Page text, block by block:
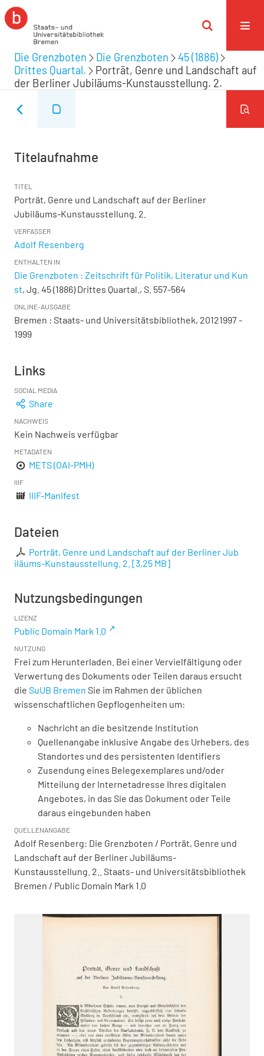
Die Grenzboten Die Grenzboten
45 (1886)
Drittes Quartal.
Porträt, Genre und Landschaft auf
der Berliner Jubiläums-Kunstausstellung. 2.
Titelaufnahme
TITEL
Porträt, Genre und Landschaft auf der Berliner
Jubiläums-Kunstausstellung. 2.
VERFASSER
Adolf Resenberg
ENTHALTEN IN
Die Grenzboten : Zeitschrift für Politik, Literatur und Kun
st, Jg. 45 (1886) Drittes Quartal., S. 557-564
ONLINE-AUSGABE
Bremen : Staats- und Universitätsbibliothek, 20121997 -
1999
Links
SOCIAL MEDIA
Share
NACHWEIS
Kein Nachweis verfügbar
METADATEN
METS (OAI-PMH)
IIIF
IIIF-Manifest
Dateien
Porträt, Genre und Landschaft auf der Berliner Jub
iläums-Kunstausstellung. 2. [3,25 MB]
Nutzungsbedingungen
LIZENZ
Public Domain Mark 1.0
NUTZUNG
Frei zum Herunterladen. Bei einer Vervielfältigung oder
Verwertung des Dokuments oder Teilen daraus ersucht
die SuUB Bremen Sie im Rahmen der üblichen
wissenschaftlichen Gepflogenheiten um:
Nachricht an die besitzende Institution
Quellenangabe inklusive Angabe des Urhebers, des
Standortes und des persistenten Identifiers
Zusendung eines Belegexemplares und/oder
Mitteilung der Internetadresse Ihres digitalen
Angebotes, in das Sie das Dokument oder Teile
daraus eingebunden haben
QUELLENANGABE
Adolf Resenberg: Die Grenzboten / Porträt, Genre und
Landschaft auf der Berliner Jubiläums-
Kunstausstellung. 2.. Staats- und Universitätsbibliothek
Bremen / Public Domain Mark 1.0